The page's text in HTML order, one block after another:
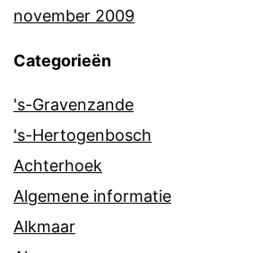
november 2009
Categorieën
's-Gravenzande
's-Hertogenbosch
Achterhoek
Algemene informatie
Alkmaar